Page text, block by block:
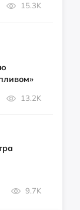
15.3K
13.2K
9.7K